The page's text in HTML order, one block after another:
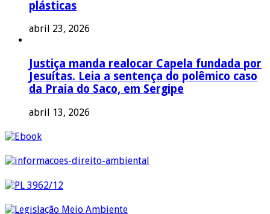
plásticas
abril 23, 2026
Justiça manda realocar Capela fundada por
Jesuítas. Leia a sentença do polêmico caso
da Praia do Saco, em Sergipe
abril 13, 2026